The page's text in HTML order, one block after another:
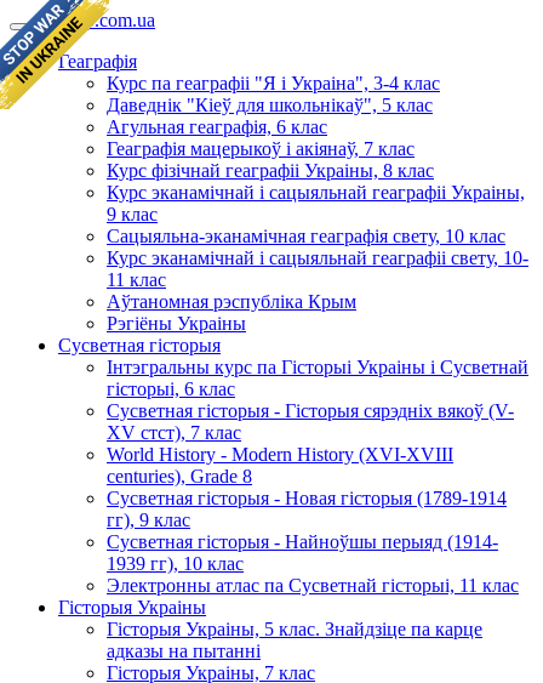
geomap.com.ua
Геаграфія
Курс па геаграфіі "Я і Украіна", 3-4 клас
Даведнік "Кіеў для школьнікаў", 5 клас
Агульная геаграфія, 6 клас
Геаграфія мацерыкоў і акіянаў, 7 клас
Курс фізічнай геаграфіі Украіны, 8 клас
Курс эканамічнай і сацыяльнай геаграфіі Украіны,
9 клас
Сацыяльна-эканамічная геаграфія свету, 10 клас
Курс эканамічнай і сацыяльнай геаграфіі свету, 10-
11 клас
Аўтаномная рэспубліка Крым
Рэгіёны Украіны
Сусветная гісторыя
Інтэгральны курс па Гісторыі Украіны і Сусветнай
гісторыі, 6 клас
Сусветная гісторыя - Гісторыя сярэдніх вякоў (V-
XV стст), 7 клас
World History - Modern History (XVI-XVIII
centuries), Grade 8
Сусветная гісторыя - Новая гісторыя (1789-1914
гг), 9 клас
Сусветная гісторыя - Найноўшы перыяд (1914-
1939 гг), 10 клас
Электронны атлас па Сусветнай гісторыі, 11 клас
Гісторыя Украіны
Гісторыя Украіны, 5 клас. Знайдзіце па карце
адказы на пытанні
Гісторыя Украіны, 7 клас